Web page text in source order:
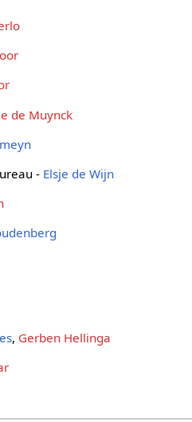
de Muynck
- Elsje de Wijn
, Gerben Hellinga